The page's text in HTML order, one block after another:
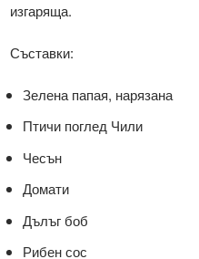
изгаряща.
Съставки:
Зелена папая, нарязана
Птичи поглед Чили
Чесън
Домати
Дълъг боб
Рибен сос